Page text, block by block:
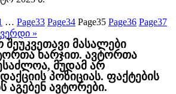
… Page33 Page34 Page35 Page36 Page37
»
შეუკვეთავი მასალები
ხარჯით. ავტორთა
მუდამ არ
პოზიციას. ფაქტების
აგებენ ავტორები.